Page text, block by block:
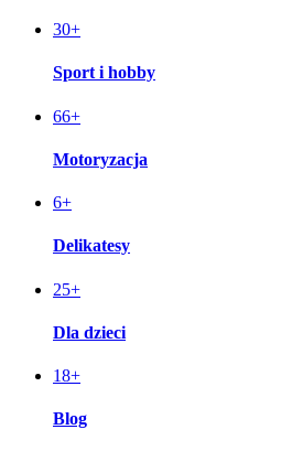
30+
Sport i hobby
66+
Motoryzacja
6+
Delikatesy
25+
Dla dzieci
18+
Blog